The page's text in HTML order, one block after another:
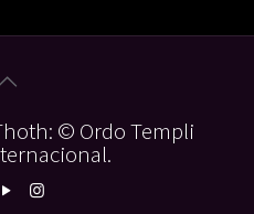
© Ordo Templi